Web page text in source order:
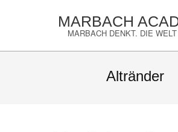
MARBACH
MARBACH DENKT. DIE
Altränder